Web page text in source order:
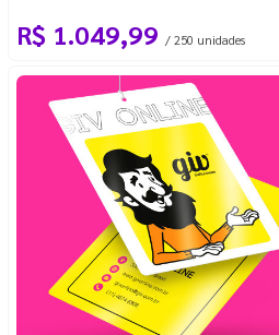
R$ 1.049,99 / 250 unidades